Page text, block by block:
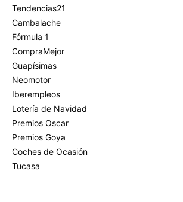
Tendencias21
Cambalache
Fórmula 1
CompraMejor
Guapísimas
Neomotor
Iberempleos
Lotería de Navidad
Premios Oscar
Premios Goya
Coches de Ocasión
Tucasa